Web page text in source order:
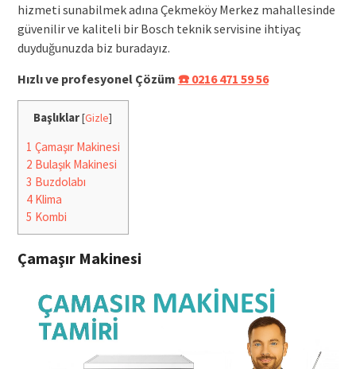
hizmeti sunabilmek adına Çekmeköy Merkez mahallesinde
güvenilir ve kaliteli bir Bosch teknik servisine ihtiyaç
duyduğunuzda biz buradayız.
Hızlı ve profesyonel Çözüm ☎️ 0216 471 59 56
Başlıklar[Gizle]
1 Çamaşır Makinesi
2 Bulaşık Makinesi
3 Buzdolabı
4Klima
5 Kombi
Çamaşır Makinesi